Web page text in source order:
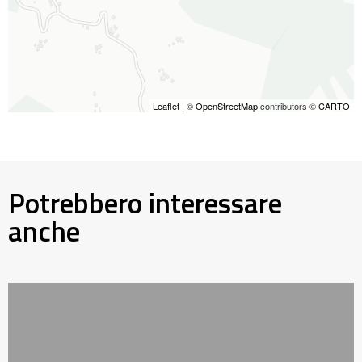
Leaflet | ©OpenStreetMapcontributors ©CARTO
Potrebbero interessare
anche